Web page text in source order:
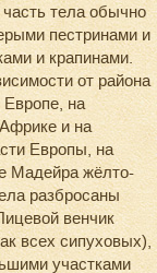
тела обычно
пестринами и
и крапинами.
от района
на
и на
Европы, на
Мадейра жёлто-
разбросаны
венчик
всех сипуховых),
участками